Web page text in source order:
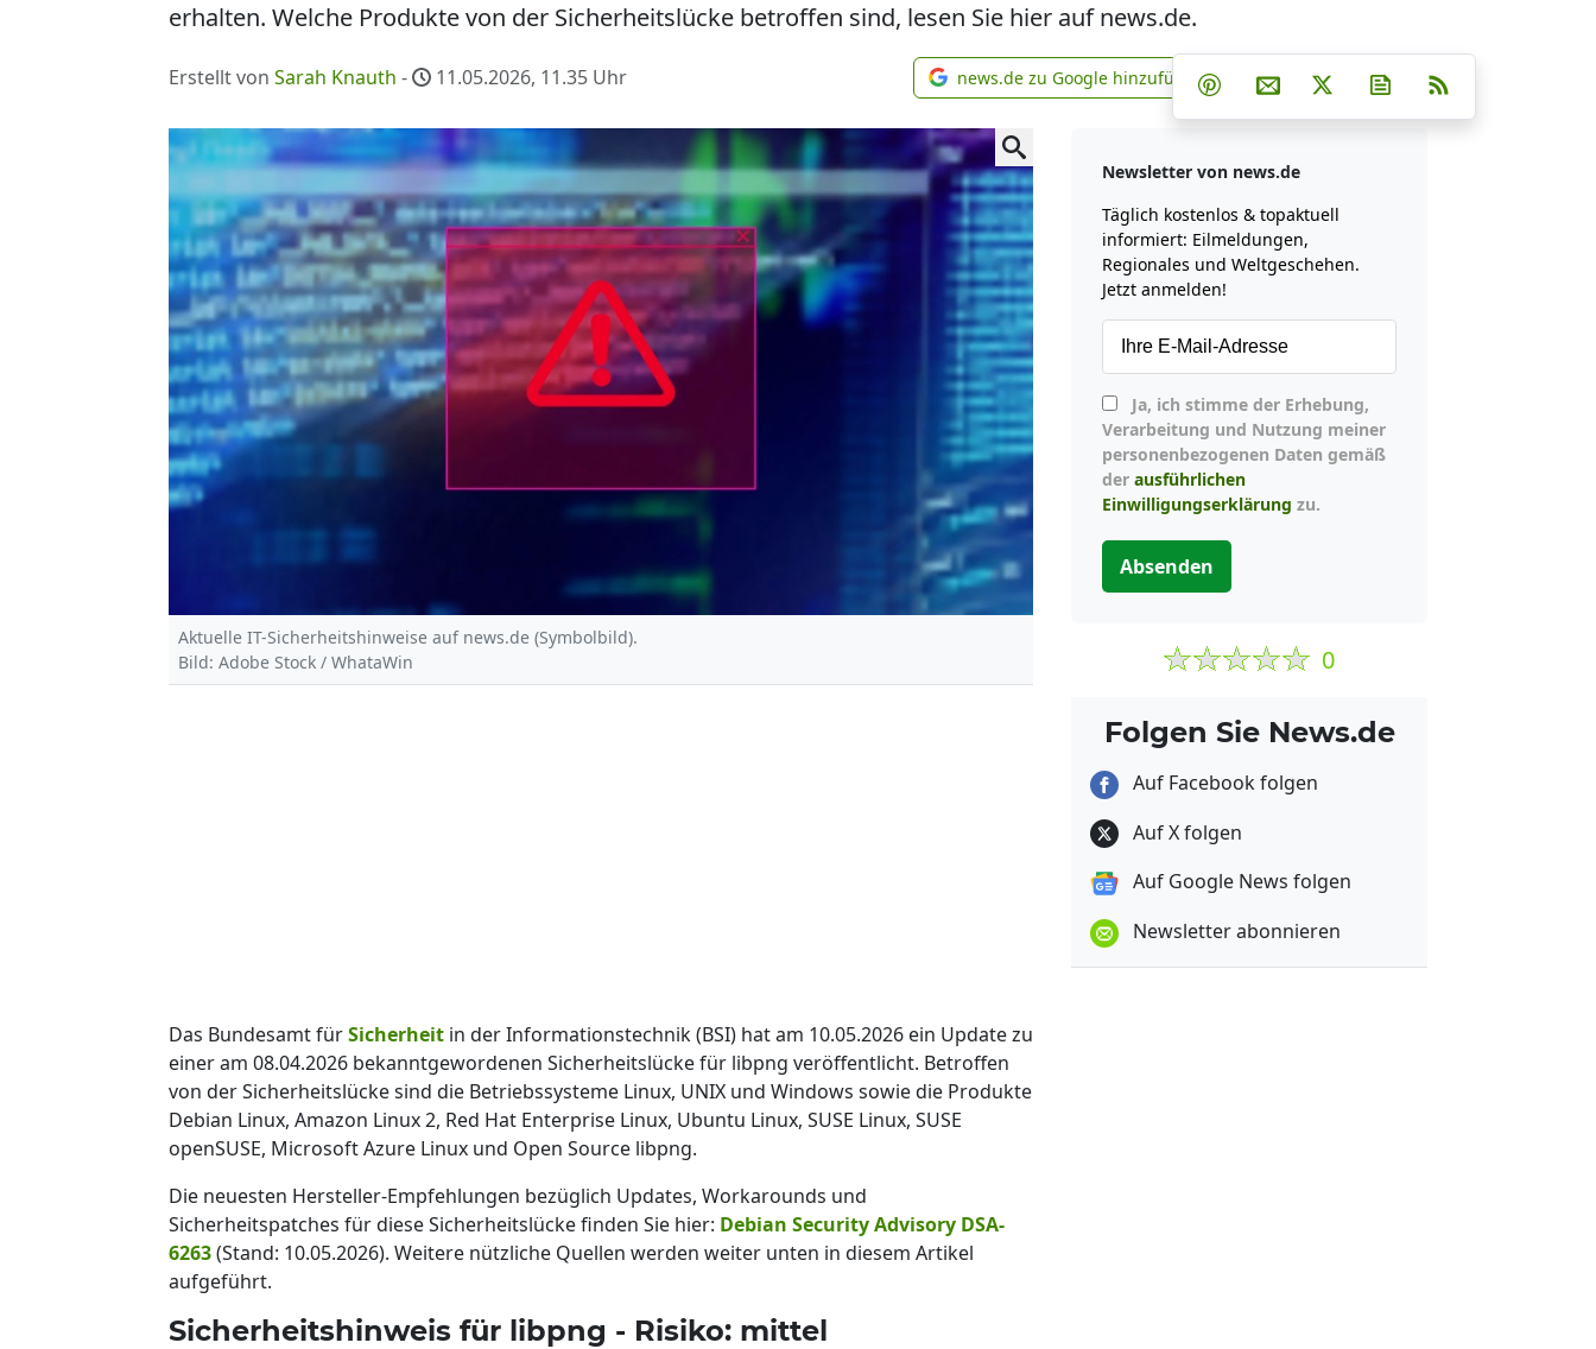
erhalten. Welche Produkte von der Sicherheitslücke betroffen sind, lesen Sie hier auf news.de.
Erstellt von Sarah Knauth - 11.05.2026, 11.35 Uhr news.de zu Google hinzufügen
news.de zu Google hinzufügen Teilen auf Facebook
Teilen auf Whatsapp
Teilen auf Telegram
Teilen auf Pinterest
Per E-Mail teilen
Post auf XNewsletter
Aktuelle IT-Sicherheitshinweise auf news.de (Symbolbild).
Bild: Adobe Stock / WhataWin
Das Bundesamt fürSicherheit in der Informationstechnik (BSI) hat am 10.05.2026 ein Update zu
einer am 08.04.2026 bekanntgewordenen Sicherheitslücke für libpng veröffentlicht. Betroffen
von der Sicherheitslücke sind die Betriebssysteme Linux, UNIX und Windows sowie die Produkte
Debian Linux, Amazon Linux 2, Red Hat Enterprise Linux, Ubuntu Linux, SUSE Linux, SUSE
openSUSE, Microsoft Azure Linux und Open Source libpng.
Die neuesten Hersteller-Empfehlungen bezüglich Updates, Workarounds und
Sicherheitspatches für diese Sicherheitslücke finden Sie hier: Debian Security Advisory DSA-
6263(Stand: 10.05.2026). Weitere nützliche Quellen werden weiter unten in diesem Artikel
aufgeführt.
Sicherheitshinweis für libpng - Risiko: mittel
Newsletter von news.de
Täglich kostenlos & topaktuell
informiert: Eilmeldungen,
Regionales und Weltgeschehen.
Jetzt anmelden!
Verarbeitung und Nutzung meiner
personenbezogenen Daten gemäß
der ausführlichen
Einwilligungserklärung zu.
Absenden
0
Folgen Sie News.de
Auf Facebook folgen
Auf X folgen
Auf Google News folgen
Newsletter abonnieren